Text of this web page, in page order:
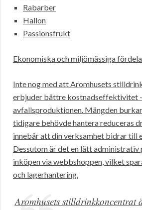
Rabarber
Hallon
Passionsfrukt
Ekonomiska och miljömässiga
Inte nog med att Aromhusets
erbjuder bättre kostnadseffektivitet
avfallsproduktionen. Mängden
tidigare behövde hantera reduceras
innebär att din verksamhet bidrar till
Dessutom är det en lätt administrativ
inköpen via webbshoppen, vilket
och lagerhantering.
Aromhusets stilldrinkkoncentrat